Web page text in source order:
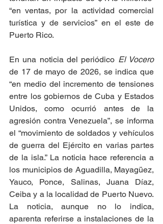
“en ventas, por la actividad comercial
turística y de servicios” en el este de
Puerto Rico.
En una noticia del periódico
El Vocero
de 17 de mayo de 2026, se indica que
“en medio del incremento de tensiones
entre los gobiernos de Cuba y Estados
Unidos, como ocurrió antes de la
agresión contra Venezuela”, se informa
el “movimiento de soldados y vehículos
de guerra del Ejército en varias partes
de la isla.” La noticia hace referencia a
los municipios de Aguadilla, Mayagüez,
Yauco, Ponce, Salinas, Juana Díaz,
Ceiba y a la localidad de Puerto Nuevo.
La noticia, aunque no lo indica,
aparenta referirse a instalaciones de la